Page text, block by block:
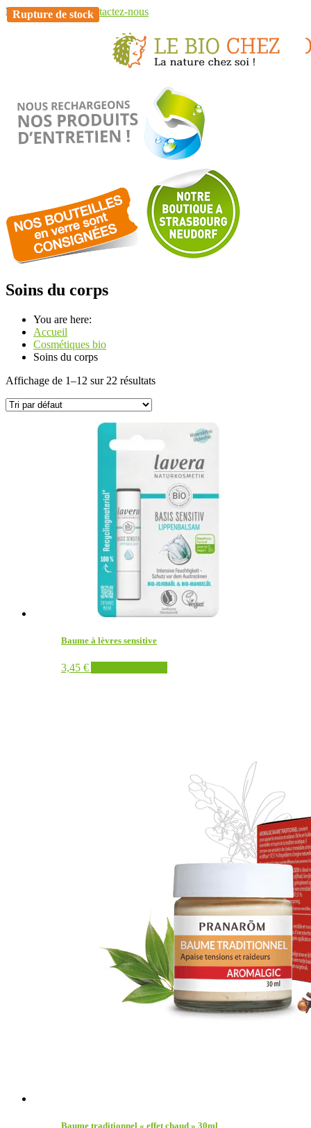
Besoin d'aide ? Contactez-nous
Soins du corps
You are here:
Accueil
Cosmétiques bio
Soins du corps
Affichage de 1–12 sur 22 résultats
Baume à lèvres sensitive
3,45 €
Baume traditionnel « effet chaud » 30ml
Rupture de stock
Rupture de stock